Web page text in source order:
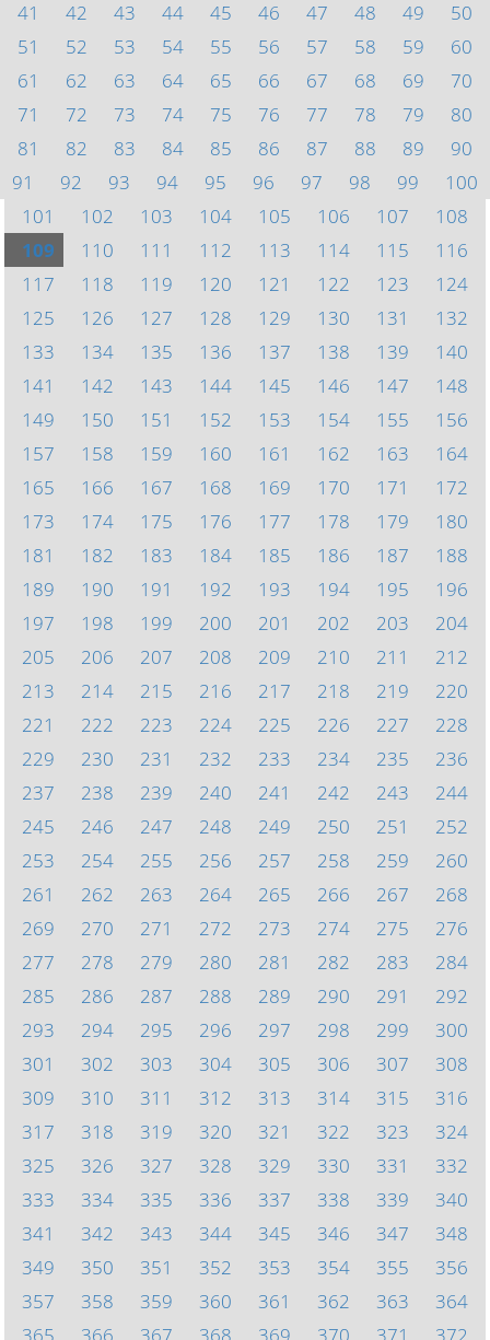
41
42 43 44 45 46 47 48 49
50
51
52 53 54 55 56 57 58 59
60
61
62 63 64 65 66 67 68 69
70
71
72 73 74 75 76 77 78 79
80
81
82 83 84 85 86 87 88 89
90
91
92 93 94 95 96 97 98 99
100
101
102 103 104 105 106 107
108
109
110 111 112 113 114 115
116
117
118 119 120 121 122 123
124
125
126 127 128 129 130 131
132
133
134 135 136 137 138 139
140
141
142 143 144 145 146 147
148
149
150 151 152 153 154 155
156
157
158 159 160 161 162 163
164
165
166 167 168 169 170 171
172
173
174 175 176 177 178 179
180
181
182 183 184 185 186 187
188
189
190 191 192 193 194 195
196
197
198 199 200 201 202 203
204
205
206 207 208 209 210 211
212
213
214 215 216 217 218 219
220
221
222 223 224 225 226 227
228
229
230 231 232 233 234 235
236
237
238 239 240 241 242 243
244
245
246 247 248 249 250 251
252
253
254 255 256 257 258 259
260
261
262 263 264 265 266 267
268
269
270 271 272 273 274 275
276
277
278 279 280 281 282 283
284
285
286 287 288 289 290 291
292
293
294 295 296 297 298 299
300
301
302 303 304 305 306 307
308
309
310 311 312 313 314 315
316
317
318 319 320 321 322 323
324
325
326 327 328 329 330 331
332
333
334 335 336 337 338 339
340
341
342 343 344 345 346 347
348
349
350 351 352 353 354 355
356
357
358 359 360 361 362 363
364